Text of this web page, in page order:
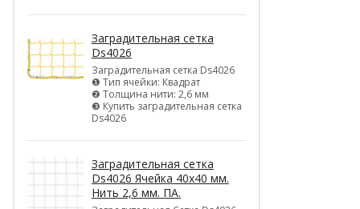
Заградительная сетка
Ds4026
Заградительная сетка Ds4026
❶ Тип ячейки: Квадрат
❷ Толщина нити: 2,6 мм
❸ Купить заградительная сетка
Ds4026
Заградительная сетка
Ds4026 Ячейка 40х40 мм.
Нить 2,6 мм. ПА.